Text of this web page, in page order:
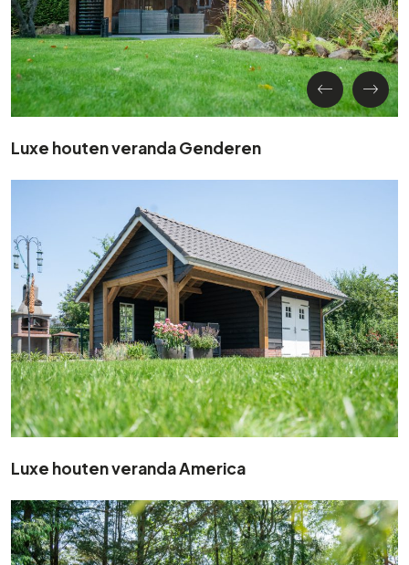
Luxe houten veranda Genderen
Luxe houten veranda America